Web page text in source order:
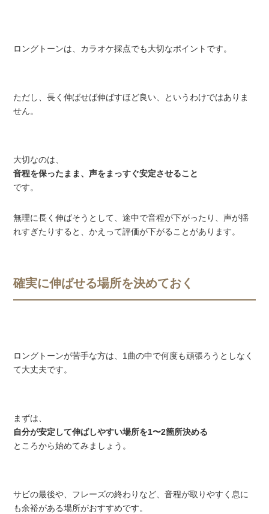
ロングトーンは、カラオケ採点でも大切なポイントです。
ただし、長く伸ばせば伸ばすほど良い、というわけではありま
せん。
大切なのは、
音程を保ったまま、声をまっすぐ安定させること
です。
無理に長く伸ばそうとして、途中で音程が下がったり、声が揺
れすぎたりすると、かえって評価が下がることがあります。
確実に伸ばせる場所を決めておく
ロングトーンが苦手な方は、1曲の中で何度も頑張ろうとしなく
て大丈夫です。
まずは、
自分が安定して伸ばしやすい場所を1〜2箇所決める
ところから始めてみましょう。
サビの最後や、フレーズの終わりなど、音程が取りやすく息に
も余裕がある場所がおすすめです。